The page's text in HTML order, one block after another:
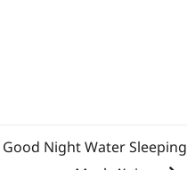
Night Water Sleeping